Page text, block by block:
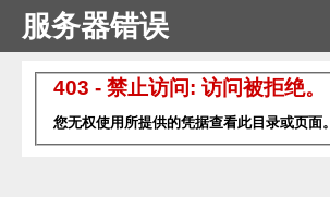
服务器错误
403 - 禁止访问: 访问被拒绝。
您无权使用所提供的凭据查看此目录或页面。